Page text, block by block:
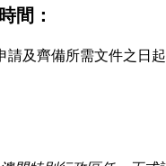
間：
及齊備所需文件之日起